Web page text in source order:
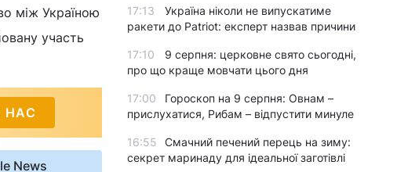
між Україною
участь
НАС
News
17:13
Україна ніколи не випускатиме
ракети до Patriot: експерт назвав причини
17:10
9 серпня: церковне свято сьогодні,
про що краще мовчати цього дня
17:00
Гороскоп на 9 серпня: Овнам –
прислухатися, Рибам – відпустити минуле
16:55
Смачний печений перець на зиму:
секрет маринаду для ідеальної заготівлі